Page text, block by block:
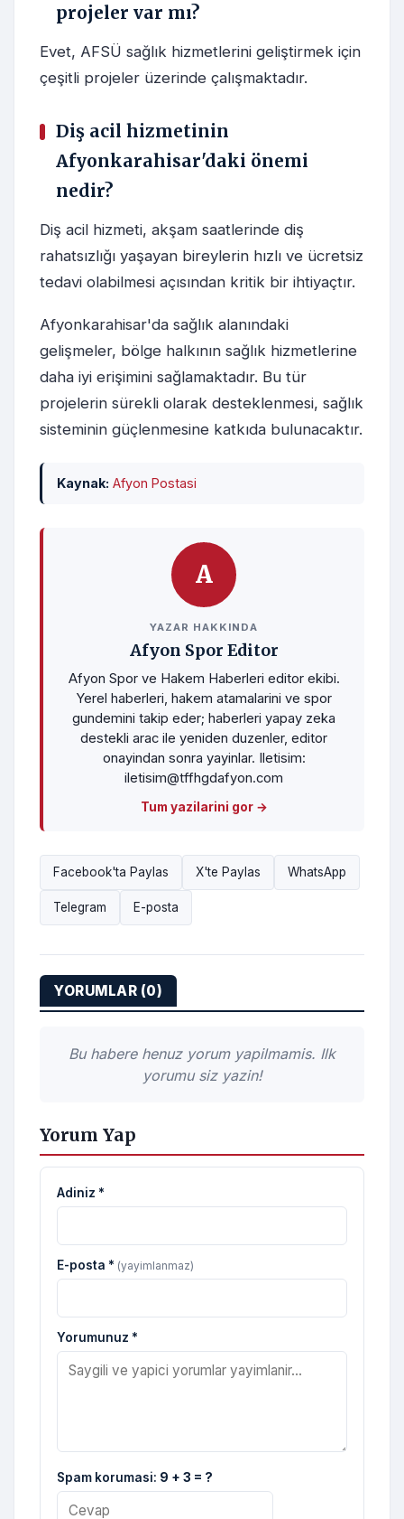
projeler var mı?
Evet, AFSÜ sağlık hizmetlerini geliştirmek için
çeşitli projeler üzerinde çalışmaktadır.
Diş acil hizmetinin
Afyonkarahisar'daki önemi
nedir?
Diş acil hizmeti, akşam saatlerinde diş
rahatsızlığı yaşayan bireylerin hızlı ve ücretsiz
tedavi olabilmesi açısından kritik bir ihtiyaçtır.
Afyonkarahisar'da sağlık alanındaki
gelişmeler, bölge halkının sağlık hizmetlerine
daha iyi erişimini sağlamaktadır. Bu tür
projelerin sürekli olarak desteklenmesi, sağlık
sisteminin güçlenmesine katkıda bulunacaktır.
Kaynak: Afyon Postasi
A
YAZAR HAKKINDA
Afyon Spor Editor
Afyon Spor ve Hakem Haberleri editor ekibi.
Yerel haberleri, hakem atamalarini ve spor
gundemini takip eder; haberleri yapay zeka
destekli arac ile yeniden duzenler, editor
onayindan sonra yayinlar. Iletisim:
iletisim@tffhgdafyon.com
Tum yazilarini gor →
Facebook'ta Paylas X'te Paylas WhatsApp
Telegram E-posta
YORUMLAR (0)
Bu habere henuz yorum yapilmamis. Ilk
yorumu siz yazin!
Yorum Yap
Adiniz *
E-posta * (yayimlanmaz)
Yorumunuz *
Spam korumasi: 9 + 3 = ?